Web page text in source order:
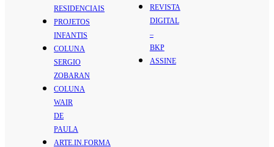
RESIDENCIAIS
PROJETOS
INFANTIS
COLUNA
SERGIO
ZOBARAN
COLUNA
WAIR
DE
PAULA
ARTE.IN.FORMA
REVISTA
DIGITAL
–
BKP
ASSINE